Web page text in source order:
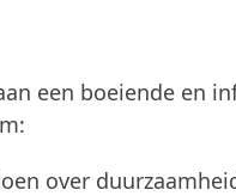
een boeiende en
over